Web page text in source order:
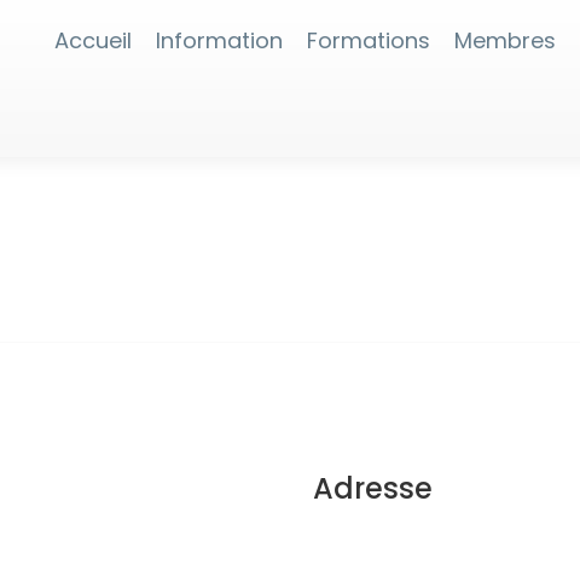
Accueil Information Formations Membres
Adresse